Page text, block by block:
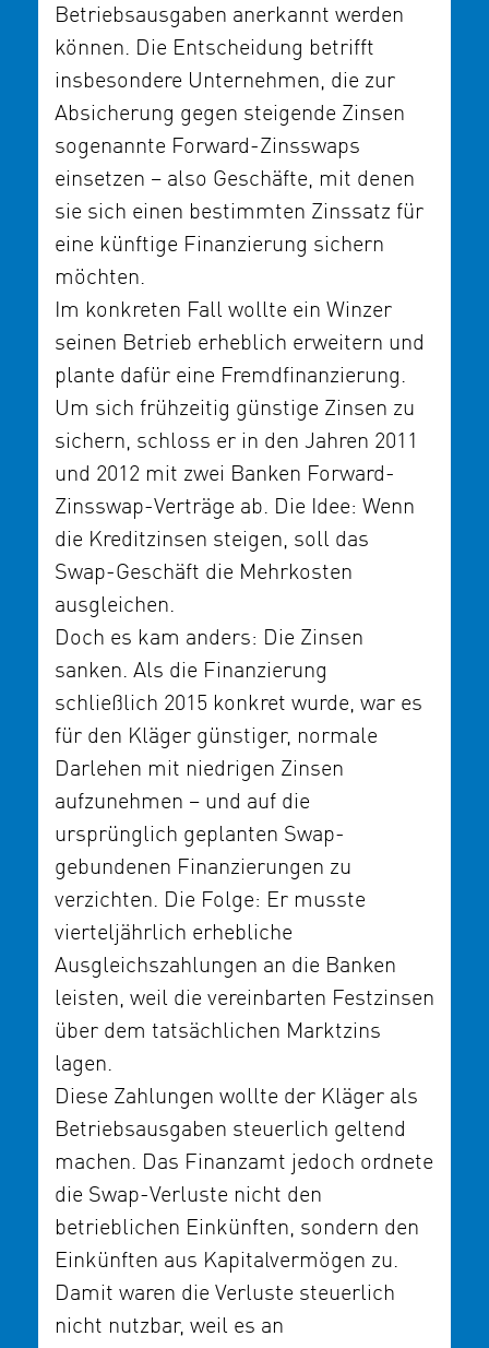
Betriebsausgaben anerkannt werden
können. Die Entscheidung betrifft
insbesondere Unternehmen, die zur
Absicherung gegen steigende Zinsen
sogenannte Forward-Zinsswaps
einsetzen – also Geschäfte, mit denen
sie sich einen bestimmten Zinssatz für
eine künftige Finanzierung sichern
möchten.
Im konkreten Fall wollte ein Winzer
seinen Betrieb erheblich erweitern und
plante dafür eine Fremdfinanzierung.
Um sich frühzeitig günstige Zinsen zu
sichern, schloss er in den Jahren 2011
und 2012 mit zwei Banken Forward-
Zinsswap-Verträge ab. Die Idee: Wenn
die Kreditzinsen steigen, soll das
Swap-Geschäft die Mehrkosten
ausgleichen.
Doch es kam anders: Die Zinsen
sanken. Als die Finanzierung
schließlich 2015 konkret wurde, war es
für den Kläger günstiger, normale
Darlehen mit niedrigen Zinsen
aufzunehmen – und auf die
ursprünglich geplanten Swap-
gebundenen Finanzierungen zu
verzichten. Die Folge: Er musste
vierteljährlich erhebliche
Ausgleichszahlungen an die Banken
leisten, weil die vereinbarten Festzinsen
über dem tatsächlichen Marktzins
lagen.
Diese Zahlungen wollte der Kläger als
Betriebsausgaben steuerlich geltend
machen. Das Finanzamt jedoch ordnete
die Swap-Verluste nicht den
betrieblichen Einkünften, sondern den
Einkünften aus Kapitalvermögen zu.
Damit waren die Verluste steuerlich
nicht nutzbar, weil es an